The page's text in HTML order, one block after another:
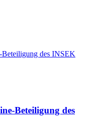
Beteiligung des INSEK
Beteiligung des